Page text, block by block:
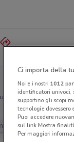
agli ultimi
il negozio
Ci importa della
Noi e i nostri 1012
identificatori univoci,
supportino gli scopi
tecnologie
Puoi accedere
sul link Mostra
Per maggiori